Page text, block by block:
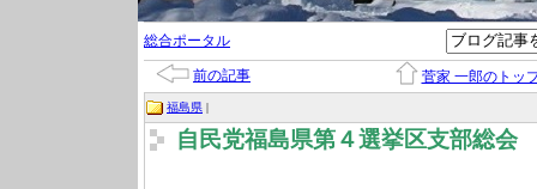
総合ポータル
前の記事 菅家 一郎のトッ
福島県 |
自民党福島県第４選挙区支部総会